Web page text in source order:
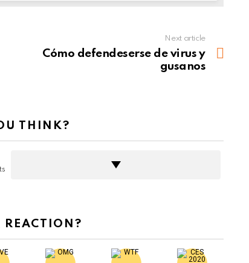
Next article
Cómo defendeserse de virus y
gusanos
THINK?
REACTION?